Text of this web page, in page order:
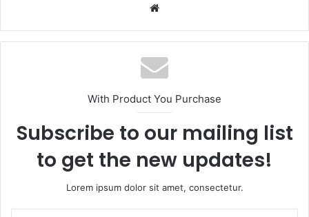
With Product You Purchase
Subscribe to our mailing list
to get the new updates!
Lorem ipsum dolor sit amet, consectetur.